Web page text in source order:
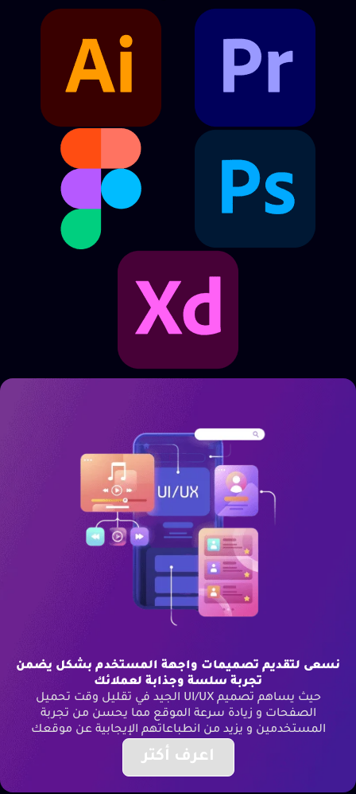
نسعى لتقديم تصميمات واجهة المستخدم بشكل يضمن
تجربة سلسة وجذابة لعملائك
حيث يساهم تصميم UI/UX الجيد في تقليل وقت تحميل
الصفحات و زيادة سرعة الموقع مما يحسن من تجربة
المستخدمين و يزيد من انطباعاتهم الإيجابية عن موقعك
اعرف أكتر